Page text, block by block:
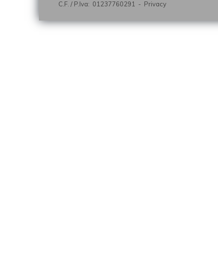
C.F. / P.Iva: 01237760291 - Privacy